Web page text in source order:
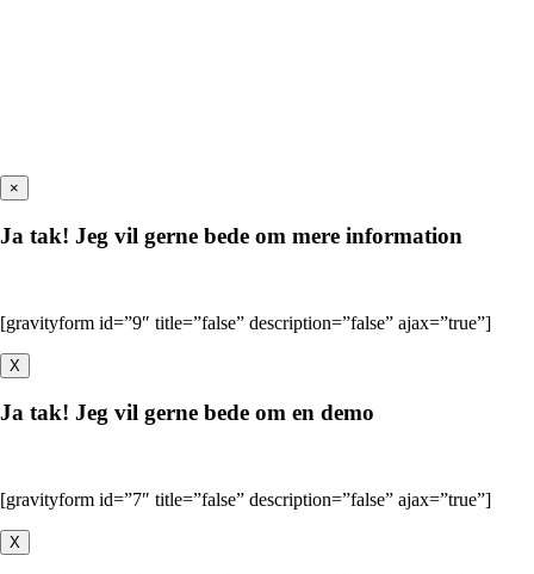
×
Ja tak! Jeg vil gerne bede om mere information
[gravityform id=”9″ title=”false” description=”false” ajax=”true”]
X
Ja tak! Jeg vil gerne bede om en demo
[gravityform id=”7″ title=”false” description=”false” ajax=”true”]
X